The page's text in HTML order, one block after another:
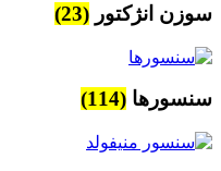
سوزن انژکتور (23)
سنسورها (114)